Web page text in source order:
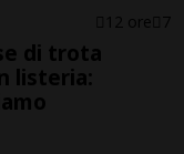
12 ore 7
di trota
listeria: